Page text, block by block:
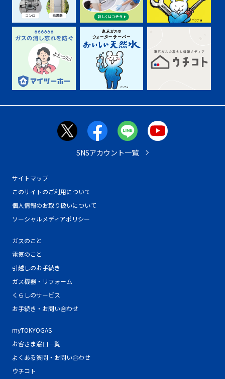
サイトマップ
このサイトのご利用について
個人情報のお取り扱いについて
ソーシャルメディアポリシー
ガスのこと
電気のこと
引越しのお手続き
ガス機器・リフォーム
くらしのサービス
お手続き・お問い合わせ
myTOKYOGAS
お客さま窓口一覧
よくある質問・お問い合わせ
ウチコト
SNSアカウント一覧